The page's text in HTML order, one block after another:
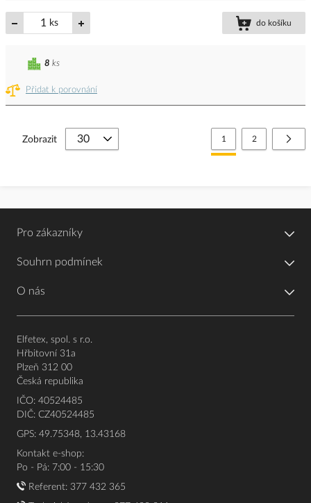
ks do košíku
Přidat k porovnání
8 ks
Stránka
Právě si prohlížíte
1 Stránka
2
Zobrazit
Pro zákazníky
Souhrn podmínek
O nás
Elfetex, spol. s r.o.
Hřbitovní 31a
Plzeň 312 00
Česká republika
IČO: 40524485
DIČ: CZ40524485
GPS: 49.75348, 13.43168
Kontakt e-shop:
Po - Pá: 7:00 - 15:30
Referent: 377 432 365